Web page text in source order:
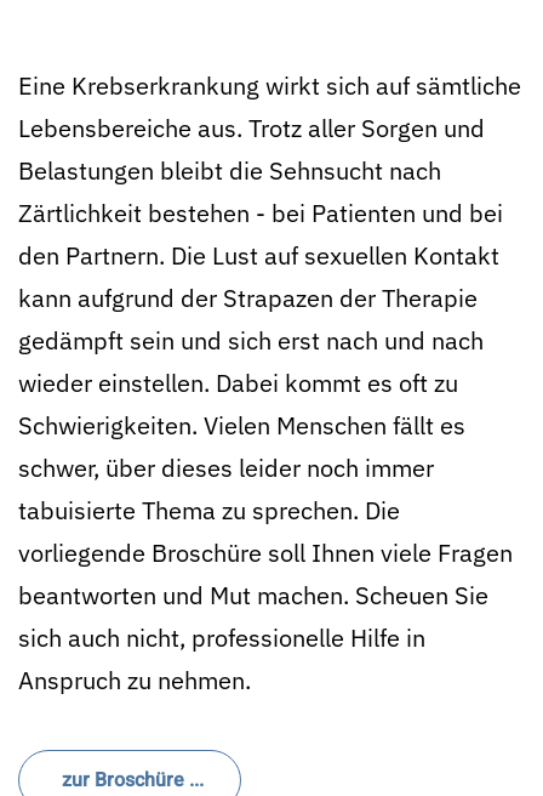
Eine Krebserkrankung wirkt sich auf sämtliche
Lebensbereiche aus. Trotz aller Sorgen und
Belastungen bleibt die Sehnsucht nach
Zärtlichkeit bestehen - bei Patienten und bei
den Partnern. Die Lust auf sexuellen Kontakt
kann aufgrund der Strapazen der Therapie
gedämpft sein und sich erst nach und nach
wieder einstellen. Dabei kommt es oft zu
Schwierigkeiten. Vielen Menschen fällt es
schwer, über dieses leider noch immer
tabuisierte Thema zu sprechen. Die
vorliegende Broschüre soll Ihnen viele Fragen
beantworten und Mut machen. Scheuen Sie
sich auch nicht, professionelle Hilfe in
Anspruch zu nehmen.
zur Broschüre ...